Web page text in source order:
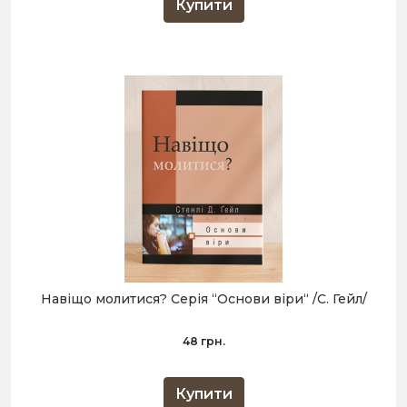
Купити
Навіщо молитися? Серія “Основи віри“ /С. Гейл/
48 грн.
Купити